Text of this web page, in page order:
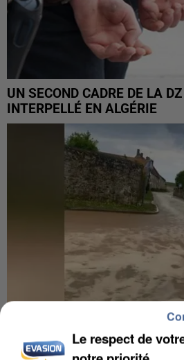
UN SECOND CADRE DE LA
INTERPELLÉ EN ALGÉRIE
Le respect de